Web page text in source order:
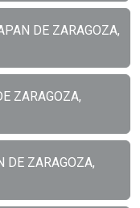
DE ZARAGOZA,
ZARAGOZA,
ZARAGOZA,